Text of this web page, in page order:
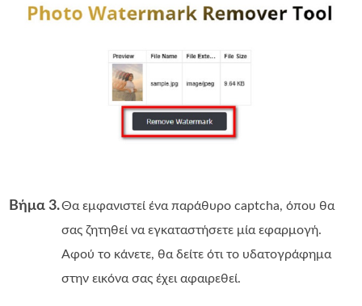
Βήμα 3.Θα εμφανιστεί ένα παράθυρο captcha, όπου θα
σας ζητηθεί να εγκαταστήσετε μία εφαρμογή.
Αφού το κάνετε, θα δείτε ότι το υδατογράφημα
στην εικόνα σας έχει αφαιρεθεί.